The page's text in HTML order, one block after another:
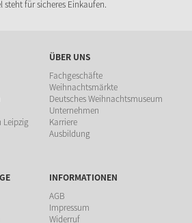
steht für sicheres Einkaufen.
Leipzig
ÜBER UNS
Fachgeschäfte
Weihnachtsmärkte
Deutsches Weihnachtsmuseum
Unternehmen
Karriere
Ausbildung
INFORMATIONEN
AGB
Impressum
Widerruf